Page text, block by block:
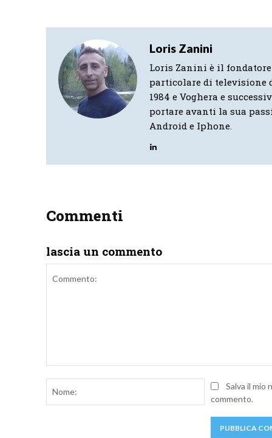
Loris Zanini
Loris Zanini è il
particolare di televisione
1984 e Voghera e
portare avanti la sua
Android e Iphone.
Commenti
lascia un commento
Nome:Salva il mio
commento.